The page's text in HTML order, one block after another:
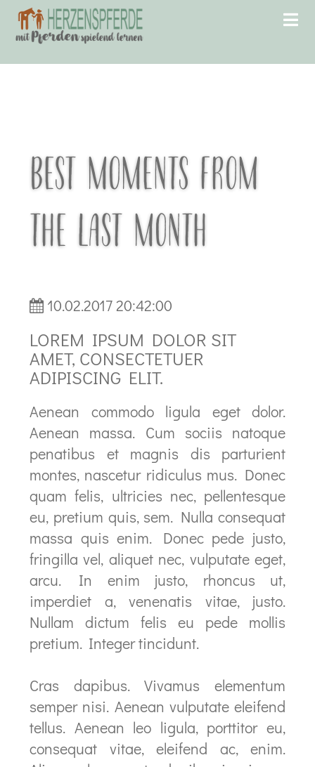
BEST MOMENTS FROM
THE LAST MONTH
10.02.2017 20:42:00
LOREM IPSUM DOLOR SIT
AMET, CONSECTETUER
ADIPISCING ELIT.
Aenean commodo ligula eget dolor.
Aenean massa. Cum sociis natoque
penatibus et magnis dis parturient
montes, nascetur ridiculus mus. Donec
quam felis, ultricies nec, pellentesque
eu, pretium quis, sem. Nulla consequat
massa quis enim. Donec pede justo,
fringilla vel, aliquet nec, vulputate eget,
arcu. In enim justo, rhoncus ut,
imperdiet a, venenatis vitae, justo.
Nullam dictum felis eu pede mollis
pretium. Integer tincidunt.
Cras dapibus. Vivamus elementum
semper nisi. Aenean vulputate eleifend
tellus. Aenean leo ligula, porttitor eu,
consequat vitae, eleifend ac, enim.